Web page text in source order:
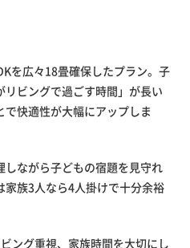
を広々18畳確保したプラン。子
ビングで過ごす時間」が長い
快適性が大幅にアップしま
ながら子どもの宿題を見守れ
族3人なら4人掛けで十分余裕
ング重視、家族時間を大切にし